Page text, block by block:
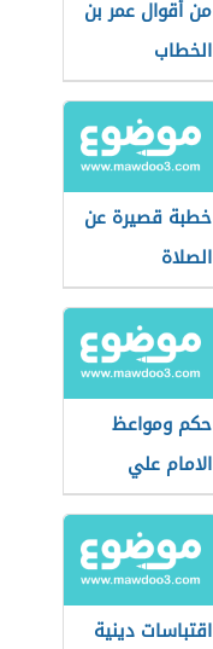
من أقوال عمر بن
الخطاب
خطبة قصيرة عن
الصلاة
حكم ومواعظ
الامام علي
اقتباسات دينية